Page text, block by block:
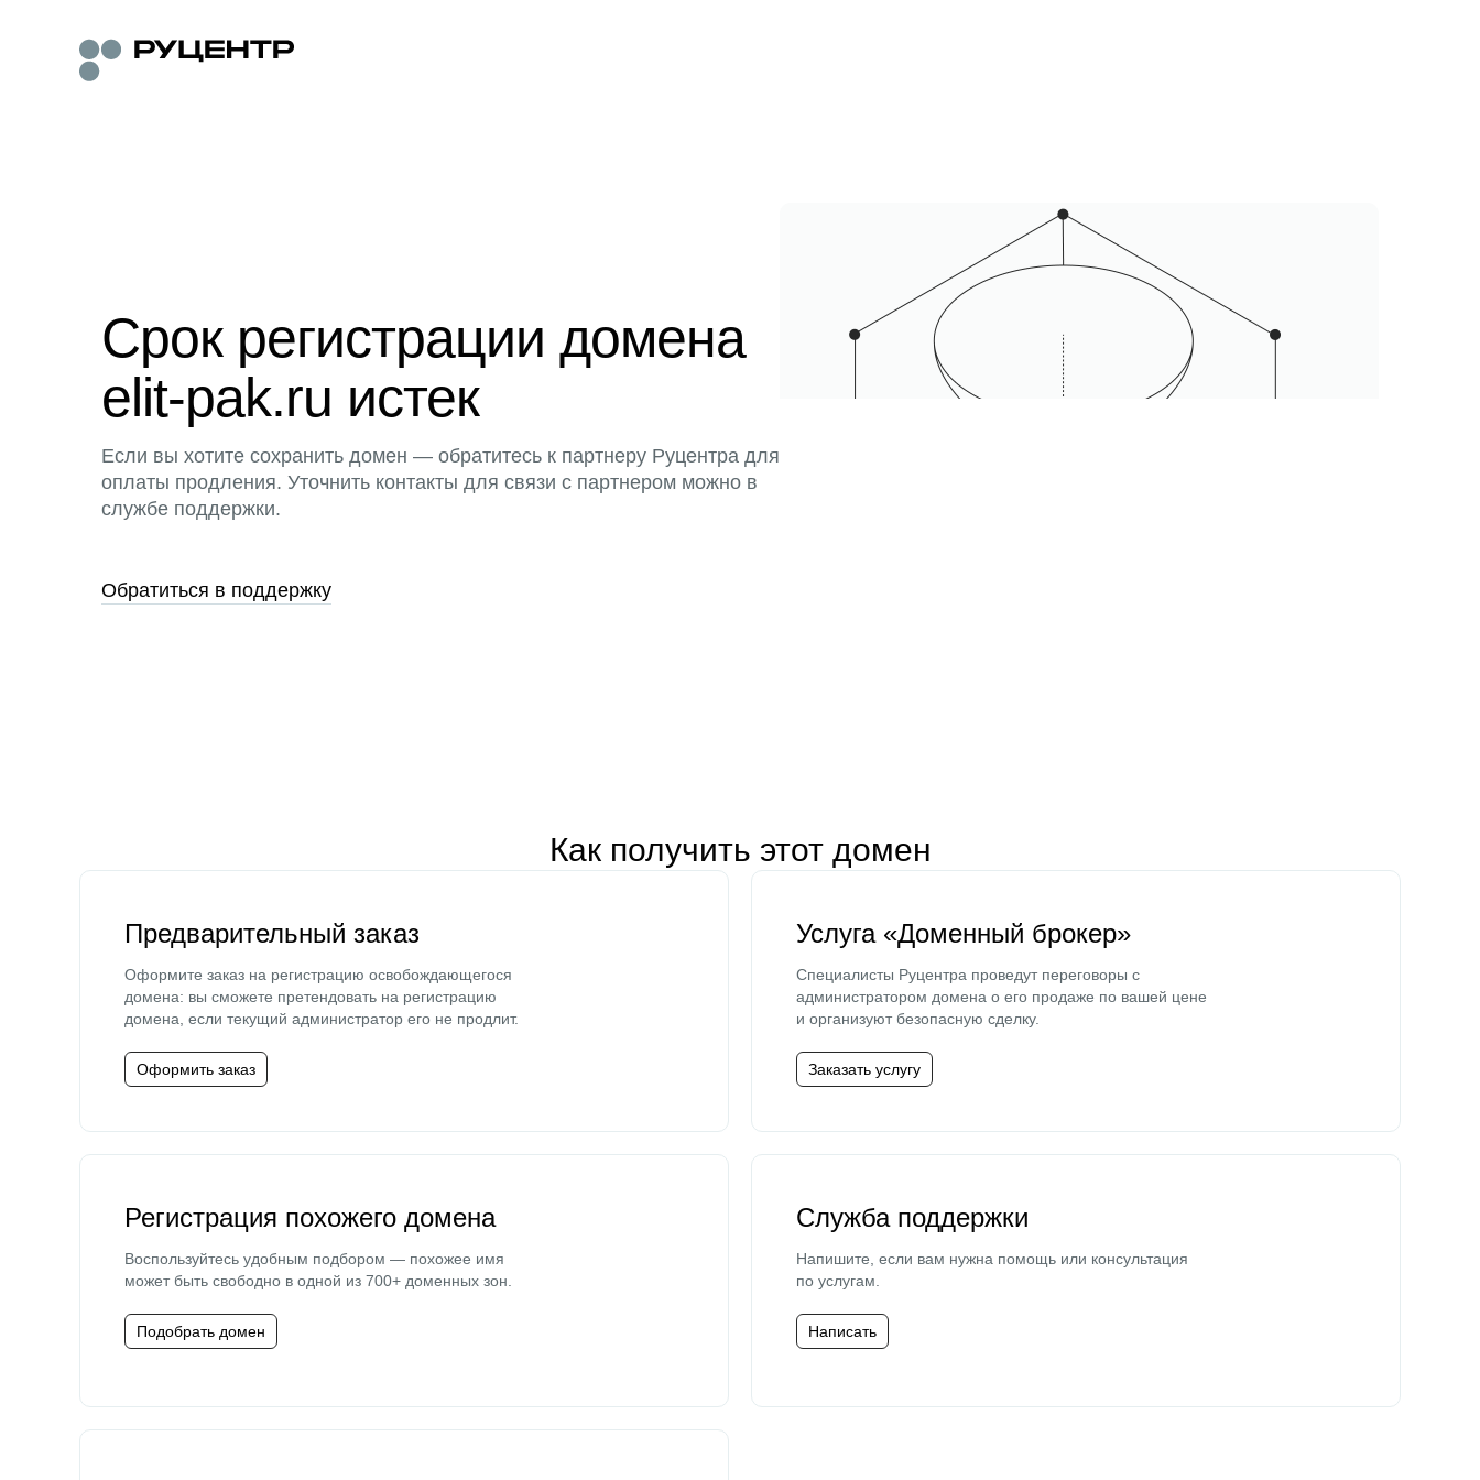
Срок регистрации домена
elit-pak.ru истек
Если вы хотите сохранить домен — обратитесь к партнеру Руцентра для
оплаты продления. Уточнить контакты для связи с партнером можно в
службе поддержки.
Обратиться в поддержку
Как получить этот домен
Предварительный заказ
Оформите заказ на регистрацию освобождающегося
домена: вы сможете претендовать на регистрацию
домена, если текущий администратор его не продлит.
Оформить заказ
Услуга «Доменный брокер»
Специалисты Руцентра проведут переговоры с
администратором домена о его продаже по вашей цене
и организуют безопасную сделку.
Заказать услугу
Регистрация похожего домена
Воспользуйтесь удобным подбором — похожее имя
может быть свободно в одной из 700+ доменных зон.
Подобрать домен
Служба поддержки
Напишите, если вам нужна помощь или консультация
по услугам.
Написать